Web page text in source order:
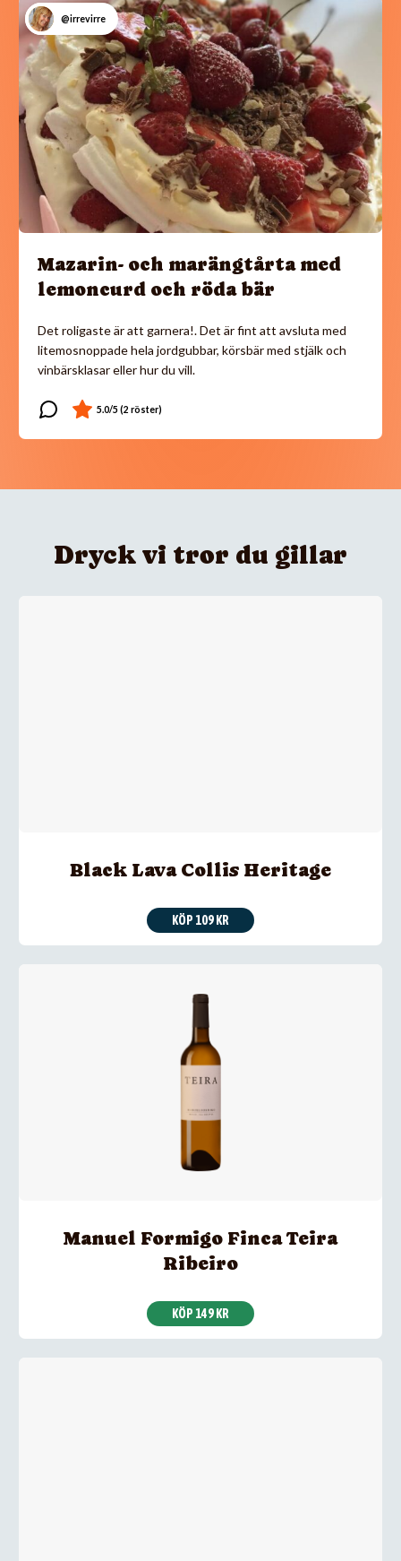
@irrevirre
Mazarin- och marängtårta med
lemoncurd och röda bär
Det roligaste är att garnera!. Det är fint att avsluta med
litemosnoppade hela jordgubbar, körsbär med stjälk och
vinbärsklasar eller hur du vill.
Dryck vi tror du gillar
Black Lava Collis Heritage
KÖP 109 KR
Manuel Formigo Finca Teira
Ribeiro
KÖP 149 KR